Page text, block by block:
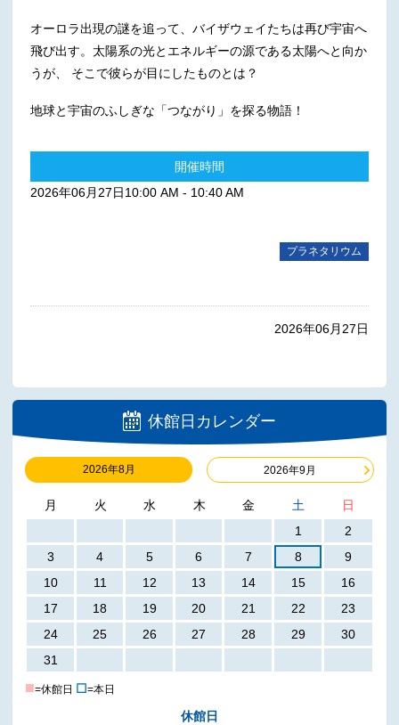
休館日カレンダー
2026年8月 2026年9月
月 火 水 木 金 土
日
1
2
3
4 5 6 7 8
9
10
11 12 13 14 15
16
17
18 19 20 21 22
23
24
25 26 27 28 29
30
31
■=休館日 ☐=本日
休館日
オーロラ出現の謎を追って、バイザウェイたちは再び宇宙へ
飛び出す。太陽系の光とエネルギーの源である太陽へと向か
うが、 そこで彼らが目にしたものとは？
地球と宇宙のふしぎな「つながり」を探る物語！
開催時間
2026年06月27日10:00 AM - 10:40 AM
プラネタリウム
2026年06月27日